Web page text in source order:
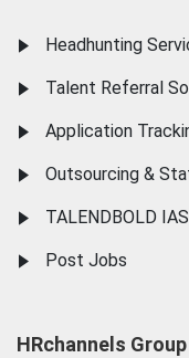
Headhunting
Talent Referral
Application
Outsourcing &
TALENDBOLD
Post Jobs
HRchannels Group